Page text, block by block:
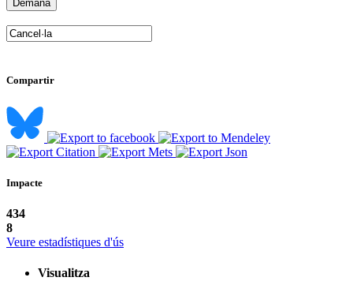
Compartir
Impacte
434
8
Veure estadístiques d'ús
Visualitza